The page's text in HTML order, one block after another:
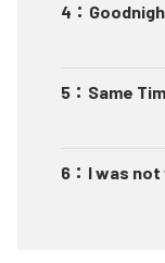
4 ：
5 ： Same
6 ： I was not